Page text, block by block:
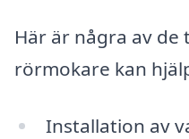
Här är några av de
rörmokare kan
Installation av